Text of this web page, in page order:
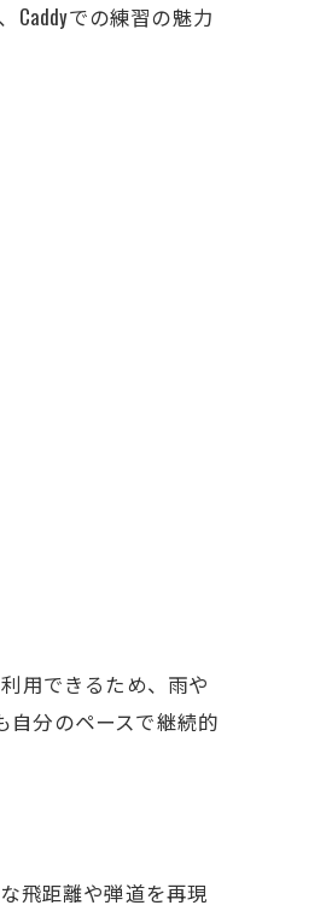
での練習の魅力
用できるため、雨や
自分のペースで継続的
飛距離や弾道を再現